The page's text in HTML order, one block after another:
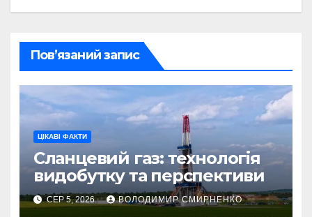
Пов’язаний запис
ЦІКАВІ ФАКТИ
Сланцевий газ: технологія
видобутку та перспективи
СЕР 5, 2026 ВОЛОДИМИР СМИРНЕНКО